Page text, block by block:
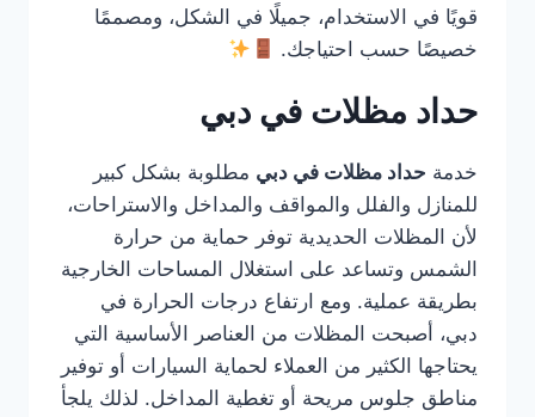
قويًا في الاستخدام، جميلًا في الشكل، ومصممًا
خصيصًا حسب احتياجك.
حداد مظلات في دبي
خدمة حداد مظلات في دبي مطلوبة بشكل كبير
للمنازل والفلل والمواقف والمداخل والاستراحات،
لأن المظلات الحديدية توفر حماية من حرارة
الشمس وتساعد على استغلال المساحات الخارجية
بطريقة عملية. ومع ارتفاع درجات الحرارة في
دبي، أصبحت المظلات من العناصر الأساسية التي
يحتاجها الكثير من العملاء لحماية السيارات أو توفير
مناطق جلوس مريحة أو تغطية المداخل. لذلك يلجأ